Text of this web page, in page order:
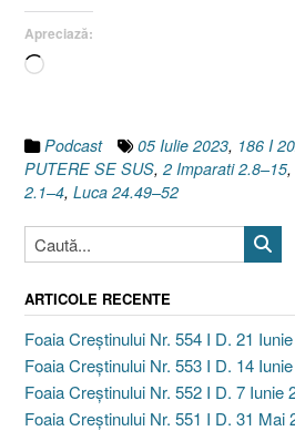
și
2.1–
Apreciază:
Încarc...
Podcast 05 Iulie 2023, 186 I
PUTERE SE SUS, 2 Imparati 2.8–15,
2.1–4, Luca 24.49–52
ARTICOLE RECENTE
Foaia Creștinului Nr. 554 I D. 21
Foaia Creștinului Nr. 553 I D. 14
Foaia Creștinului Nr. 552 I D. 7 Iunie
Foaia Creștinului Nr. 551 I D. 31 Mai